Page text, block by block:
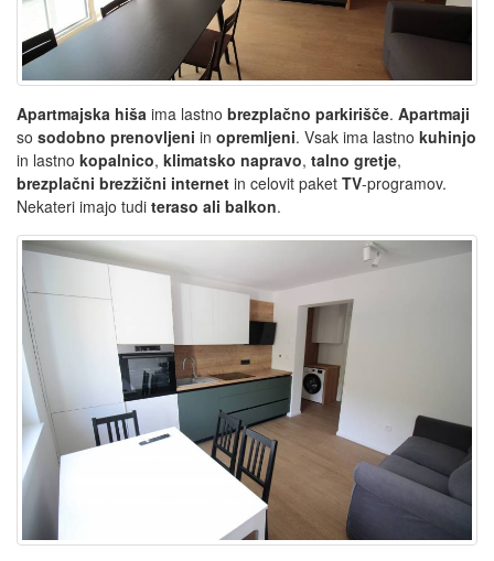
Apartmajska hiša ima lastno brezplačno parkirišče. Apartmaji
so sodobno prenovljeni in opremljeni. Vsak ima lastno kuhinjo
in lastno kopalnico, klimatsko napravo, talno gretje,
brezplačni brezžični internet in celovit paket TV-programov.
Nekateri imajo tudi teraso ali balkon.